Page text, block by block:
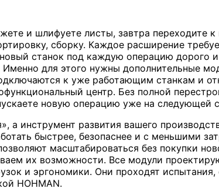
и шлифуете листы, завтра переходите
сборку. Каждое расширение
станок под каждую операцию дорого
для этого нужны дополнительные
к уже работающим станкам и
центр. Без полной
новую операцию уже на следующей
а инструмент развития вашего
быстрее, безопаснее и с меньшими
масштабироваться без покупки
их возможности. Все модули
и эргономики. Они проходят
HOHMAN.